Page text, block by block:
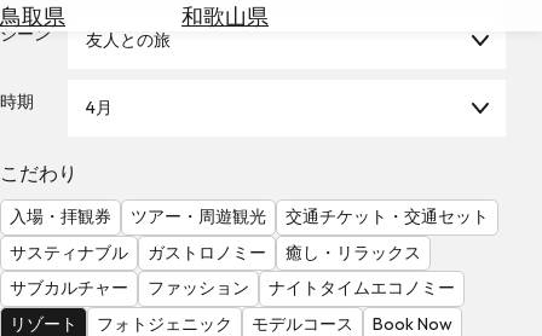
鳥取県
和歌山県
を
る
気
を
見
る
シーン 友人との旅
時期 4月
こだわり
入場・拝観券 ツアー・周遊観光
交通チケット・交通セット
サスティナブル
ガストロノミー
癒し・リラックス
サブカルチャー
ファッション
ナイトタイムエコノミー
リゾート
フォトジェニック モデルコース Book Now